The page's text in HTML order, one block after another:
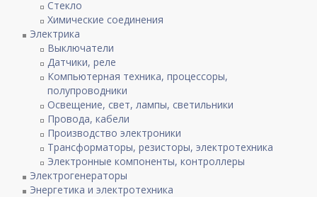
Стекло
Химические соединения
Электрика
Выключатели
Датчики, реле
Компьютерная техника, процессоры,
полупроводники
Освещение, свет, лампы, светильники
Провода, кабели
Производство электроники
Трансформаторы, резисторы, электротехника
Электронные компоненты, контроллеры
Электрогенераторы
Энергетика и электротехника